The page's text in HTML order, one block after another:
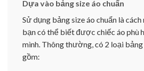
Dựa vào bảng size áo chuẩn
Sử dụng bảng size áo chuẩn là cách
bạn có thể biết được chiếc áo phù
mình. Thông thường, có 2 loại bảng
gồm: